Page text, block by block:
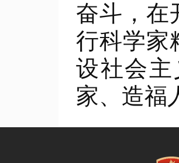
奋斗，在
行科学家
设社会
家、造福